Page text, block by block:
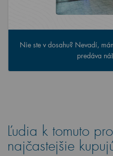
Nie ste v dosahu? Nevadí,
predáva
Ľudia k tomuto
najčastejšie